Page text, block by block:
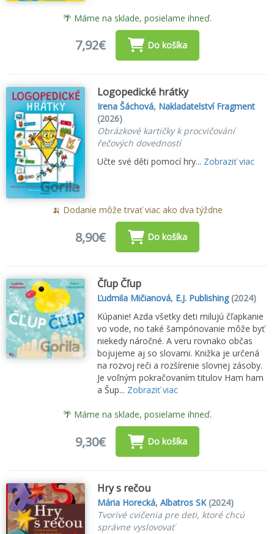
🌴 Máme na sklade, posielame ihneď.
7,92€ Do košíka
Logopedické hrátky
Irena Šáchová, Nakladatelství Fragment
(2026)
Obrázkové kartičky k procvičování
řečových dovedností
Učte své děti pomocí hry... Zobraziť viac
🍌 Dodanie môže trvať viac ako dva týždne
8,90€ Do košíka
Čľup Čľup
Ľudmila Mičianová, E.J. Publishing(2024)
Kúpanie! Azda všetky deti milujú čľapkanie
vo vode, no také šampónovanie môže byť
niekedy náročné. A veru rovnako občas
bojujeme aj so slovami. Knižka je určená
na rozvoj reči a rozšírenie slovnej zásoby.
Je voľným pokračovaním titulov Ham ham
a Šup... Zobraziť viac
🌴 Máme na sklade, posielame ihneď.
9,30€ Do košíka
Hry s rečou
Mária Horecká,Albatros SK(2024)
Tvorivé cvičenia pre deti, ktoré chcú
správne vyslovovať